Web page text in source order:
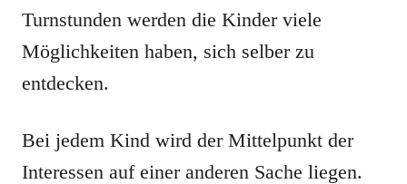
Turnstunden werden die Kinder viele
Möglichkeiten haben, sich selber zu
entdecken.
Bei jedem Kind wird der Mittelpunkt der
Interessen auf einer anderen Sache liegen.